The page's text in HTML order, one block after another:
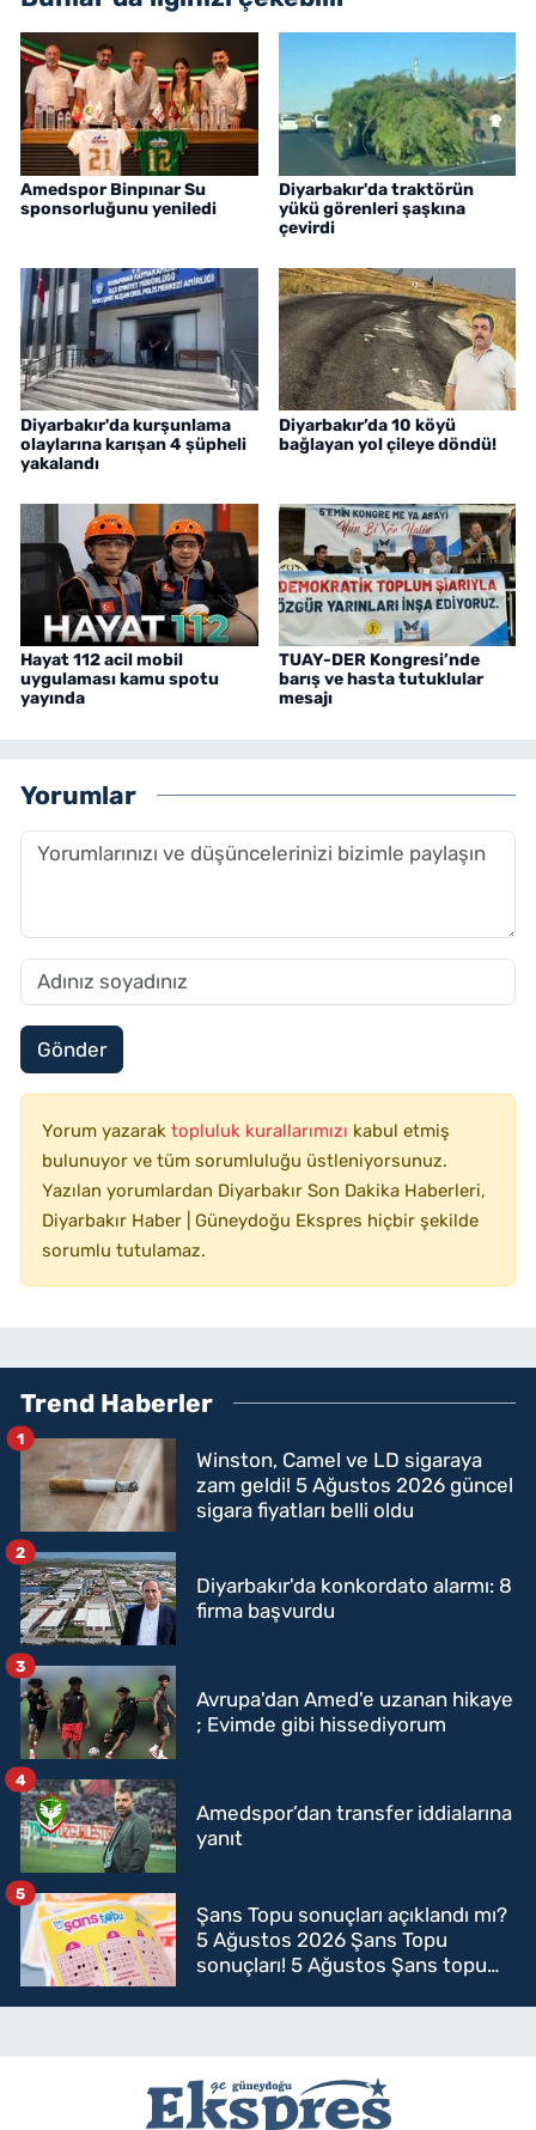
Amedspor Binpınar Su
sponsorluğunu yeniledi
Diyarbakır'da traktörün
yükü görenleri şaşkına
çevirdi
Diyarbakır'da kurşunlama
olaylarına karışan 4 şüpheli
yakalandı
Diyarbakır’da 10 köyü
bağlayan yol çileye döndü!
Hayat 112 acil mobil
uygulaması kamu spotu
yayında
TUAY-DER Kongresi’nde
barış ve hasta tutuklular
mesajı
Yorumlar
Gönder
Yorum yazarak topluluk kurallarımızı kabul etmiş
bulunuyor ve tüm sorumluluğu üstleniyorsunuz.
Yazılan yorumlardan Diyarbakır Son Dakika Haberleri,
Diyarbakır Haber | Güneydoğu Ekspres hiçbir şekilde
sorumlu tutulamaz.
Trend Haberler
Winston, Camel ve LD sigaraya
zam geldi! 5 Ağustos 2026 güncel
sigara fiyatları belli oldu
1
Diyarbakır'da konkordato alarmı: 8
firma başvurdu
2
Avrupa'dan Amed'e uzanan hikaye
; Evimde gibi hissediyorum
3
Amedspor’dan transfer iddialarına
yanıt
4
Şans Topu sonuçları açıklandı mı?
5 Ağustos 2026 Şans Topu
sonuçları! 5 Ağustos Şans topu
5